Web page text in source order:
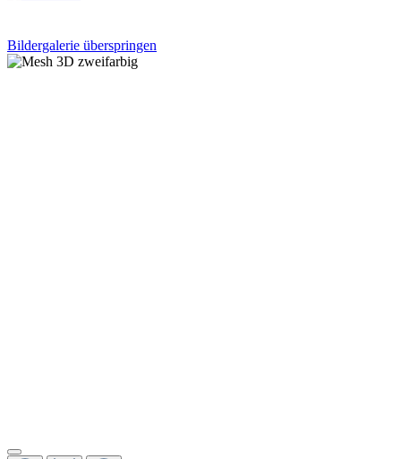
Bildergalerie überspringen